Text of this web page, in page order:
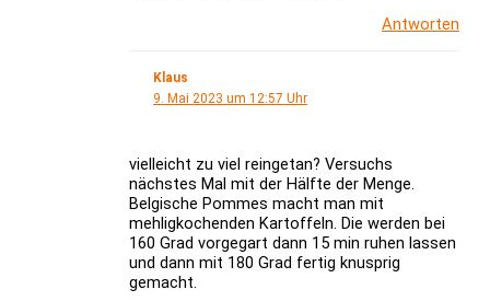
Antworten
Klaus
9. Mai 2023 um 12:57 Uhr
vielleicht zu viel reingetan? Versuchs
nächstes Mal mit der Hälfte der Menge.
Belgische Pommes macht man mit
mehligkochenden Kartoffeln. Die werden bei
160 Grad vorgegart dann 15 min ruhen lassen
und dann mit 180 Grad fertig knusprig
gemacht.